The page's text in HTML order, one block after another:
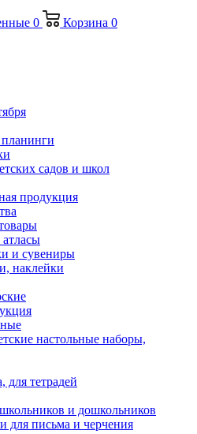
0 Корзина 0
садов и школ
продукция
и сувениры
наклейки
настольные наборы,
для тетрадей
и дошкольников
для письма и черчения